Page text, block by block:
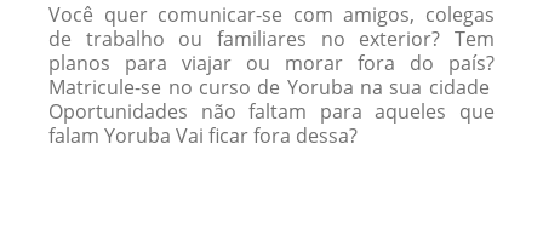
Você quer comunicar-se com amigos, colegas
de trabalho ou familiares no exterior? Tem
planos para viajar ou morar fora do país?
Matricule-se no curso de Yoruba na sua cidade
Oportunidades não faltam para aqueles que
falam Yoruba Vai ficar fora dessa?